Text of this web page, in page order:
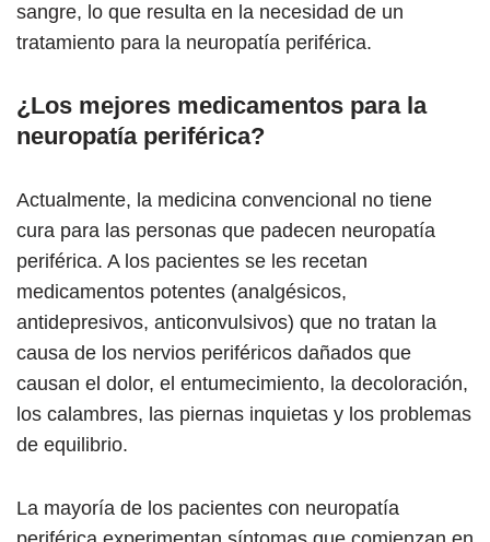
sangre, lo que resulta en la necesidad de un
tratamiento para la neuropatía periférica.
¿Los mejores medicamentos para la
neuropatía periférica?
Actualmente, la medicina convencional no tiene
cura para las personas que padecen neuropatía
periférica. A los pacientes se les recetan
medicamentos potentes (analgésicos,
antidepresivos, anticonvulsivos) que no tratan la
causa de los nervios periféricos dañados que
causan el dolor, el entumecimiento, la decoloración,
los calambres, las piernas inquietas y los problemas
de equilibrio.
La mayoría de los pacientes con neuropatía